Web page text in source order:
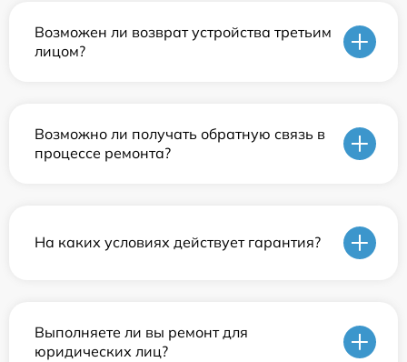
Возможен ли возврат устройства третьим
лицом?
Возможно ли получать обратную связь в
процессе ремонта?
На каких условиях действует гарантия?
Выполняете ли вы ремонт для
юридических лиц?